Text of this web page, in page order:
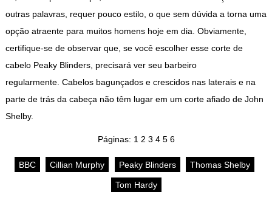
outras palavras, requer pouco estilo, o que sem dúvida a torna uma
opção atraente para muitos homens hoje em dia. Obviamente,
certifique-se de observar que, se você escolher esse corte de
cabelo Peaky Blinders, precisará ver seu barbeiro
regularmente. Cabelos bagunçados e crescidos nas laterais e na
parte de trás da cabeça não têm lugar em um corte afiado de John
Shelby.
Páginas: 1 2 3 4 5 6
BBC Cillian Murphy Peaky Blinders Thomas Shelby
Tom Hardy